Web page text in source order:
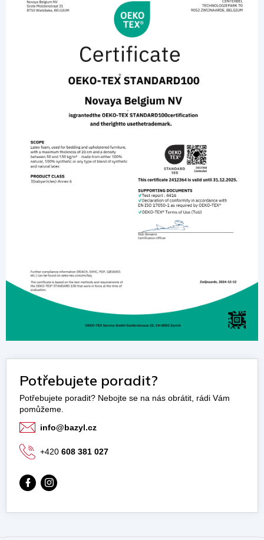
Potřebujete poradit?
info@bazyl.cz
+420 608 381 027